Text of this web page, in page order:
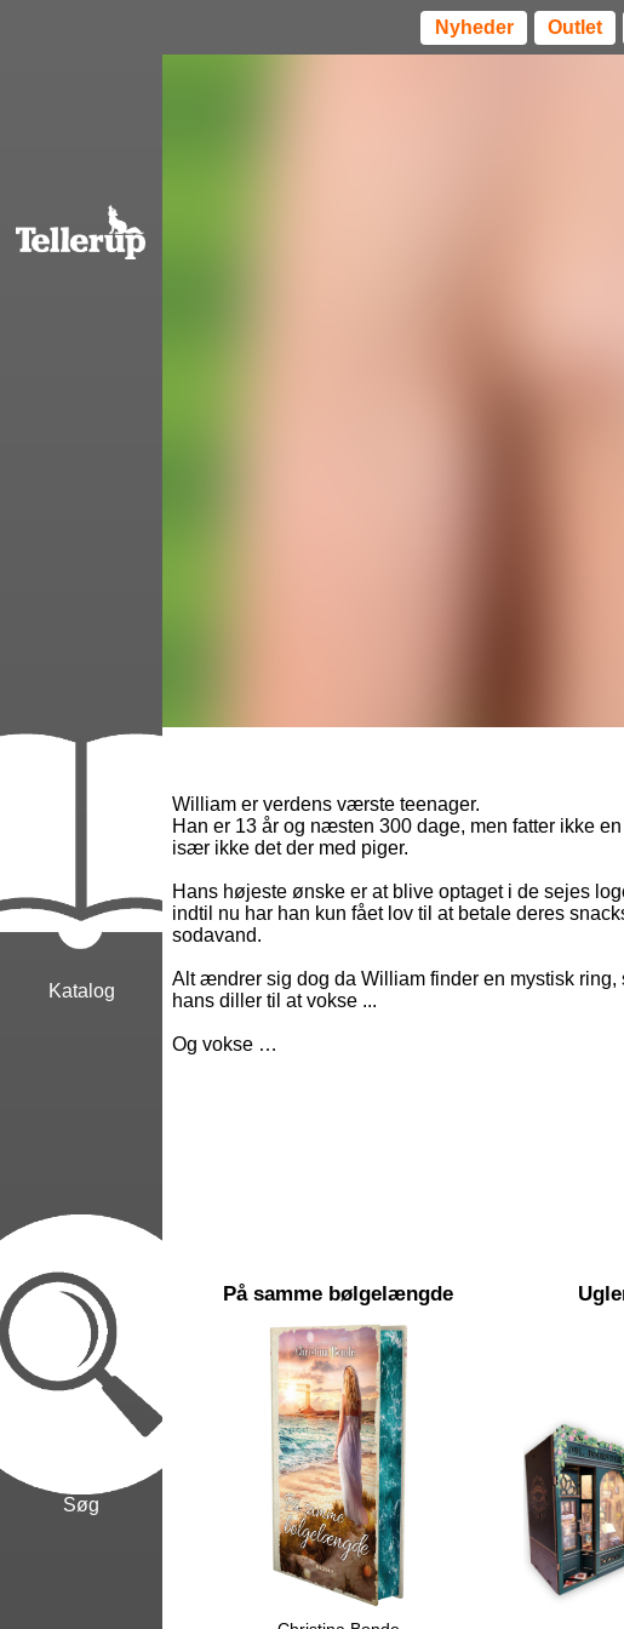
Nyheder Outlet
Katalog
Søg
William er verdens værste teenager.
Han er 13 år og næsten 300 dage, men fatter ikke en
især ikke det der med piger.
Hans højeste ønske er at blive optaget i de sejes
indtil nu har han kun fået lov til at betale deres
sodavand.
Alt ændrer sig dog da William finder en mystisk ring,
hans diller til at vokse ...
Og vokse …
På samme bølgelængde